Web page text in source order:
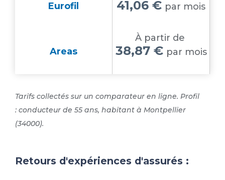
Eurofil 41,06 € par mois
Areas
À partir de
38,87 € par mois
Tarifs collectés sur un comparateur en ligne. Profil
: conducteur de 55 ans, habitant à Montpellier
(34000).
Retours d'expériences d'assurés :